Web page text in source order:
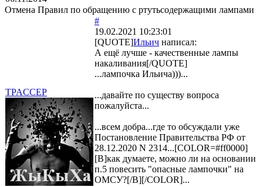
Отмена Правил по обращению с ртутьсодержащими лампами
TPACCEP
#
19.02.2021 10:23:01
[QUOTE]Ильич написал:
А ещё лучше - качественные лампы
накаливания[/QUOTE]
...лампочка Ильича)))...
...давайте по существу вопроса
пожалуйста...
...всем добра...где то обсуждали уже
Постановление Правительства РФ от
28.12.2020 N 2314...[COLOR=#ff0000]
[B]как думаете, можно ли на основании
п.5 повесить "опасные лампочки" на
ОМСУ?[/B][/COLOR]...